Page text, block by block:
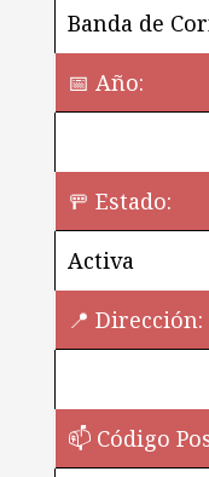
Banda de
📅 Año:
🚥 Estado:
Activa
📍 Dirección:
📫 Código